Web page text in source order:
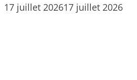
17 juillet 202617 juillet 2026